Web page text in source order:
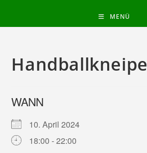
MENÜ
Handballkneipe
WANN
10. April 2024
18:00 - 22:00